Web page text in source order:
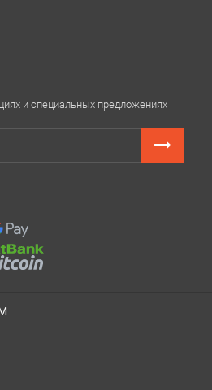
и специальных предложениях